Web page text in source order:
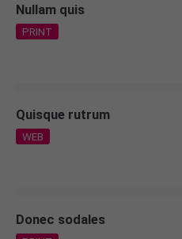
Nullam quis
PRINT
Quisque rutrum
WEB
Donec sodales